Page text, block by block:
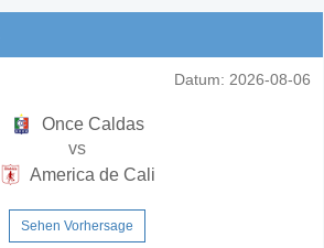
Datum: 2026-08-06
Once Caldas
vs
America de Cali
Sehen Vorhersage